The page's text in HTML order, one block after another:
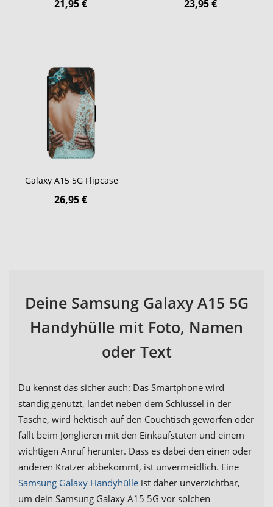
21,95 € 23,95 €
Galaxy A15 5G Flipcase
26,95 €
Deine Samsung Galaxy A15 5G
Handyhülle mit Foto, Namen
oder Text
Du kennst das sicher auch: Das Smartphone wird
ständig genutzt, landet neben dem Schlüssel in der
Tasche, wird hektisch auf den Couchtisch geworfen oder
fällt beim Jonglieren mit den Einkaufstüten und einem
wichtigen Anruf herunter. Dass es dabei den einen oder
anderen Kratzer abbekommt, ist unvermeidlich. Eine
Samsung Galaxy Handyhülle ist daher unverzichtbar,
um dein Samsung Galaxy A15 5G vor solchen